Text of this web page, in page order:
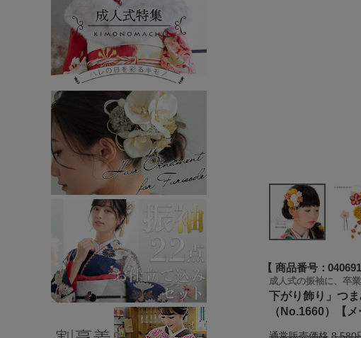
商品番号 040691
成人式の振袖に、卒
下がり飾り」つ
（No.1660）【メ